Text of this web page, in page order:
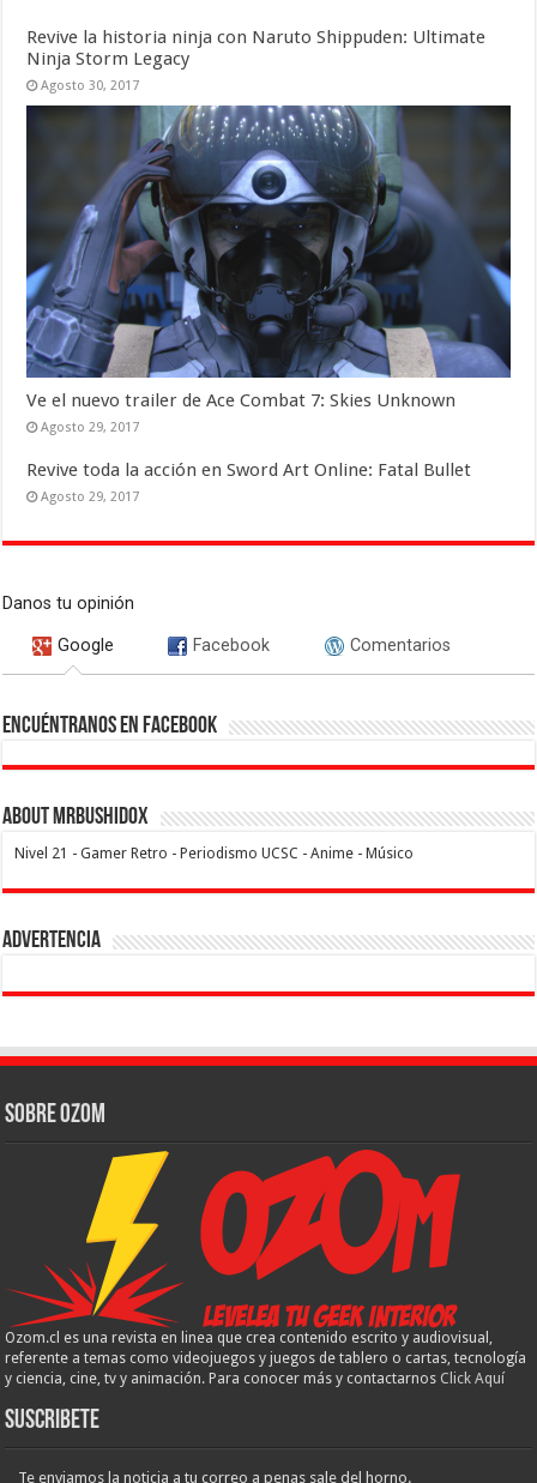
Revive la historia ninja con Naruto Shippuden: Ultimate
Ninja Storm Legacy
Agosto 30, 2017
Ve el nuevo trailer de Ace Combat 7: Skies Unknown
Agosto 29, 2017
Revive toda la acción en Sword Art Online: Fatal Bullet
Agosto 29, 2017
Danos tu opinión
Google Facebook Comentarios
Encuéntranos en Facebook
About MrBushidoX
Nivel 21 - Gamer Retro - Periodismo UCSC - Anime - Músico
Advertencia
Sobre Ozom
Ozom.cl es una revista en linea que crea contenido escrito y audiovisual,
referente a temas como videojuegos y juegos de tablero o cartas, tecnología
y ciencia, cine, tv y animación. Para conocer más y contactarnos Click Aquí
Suscribete
Te enviamos la noticia a tu correo a penas sale del horno.